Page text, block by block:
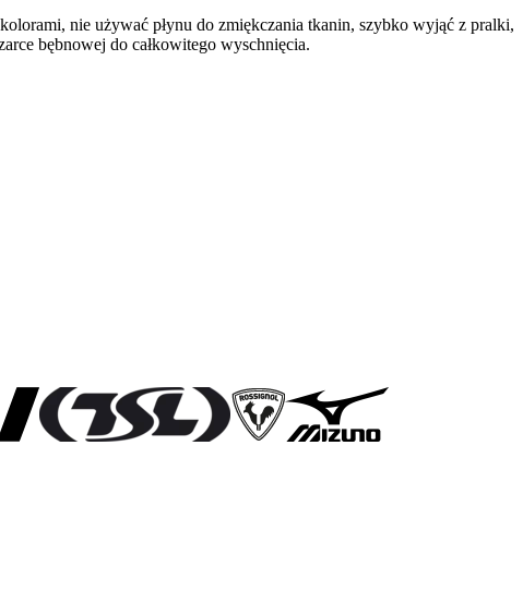
nie używać płynu do zmiękczania tkanin, szybko wyjąć z pralki,
bębnowej do całkowitego wyschnięcia.